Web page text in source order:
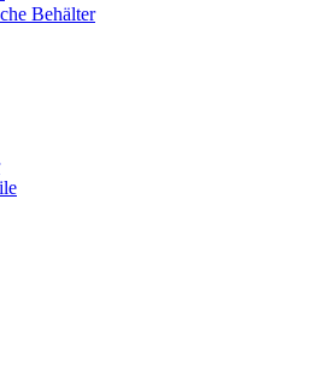
Behälter